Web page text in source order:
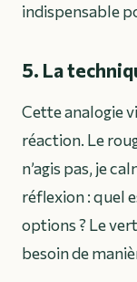
indispensable
5. La
Cette analogie
réaction. Le
n’agis pas, je
réflexion : quel
options ? Le
besoin de